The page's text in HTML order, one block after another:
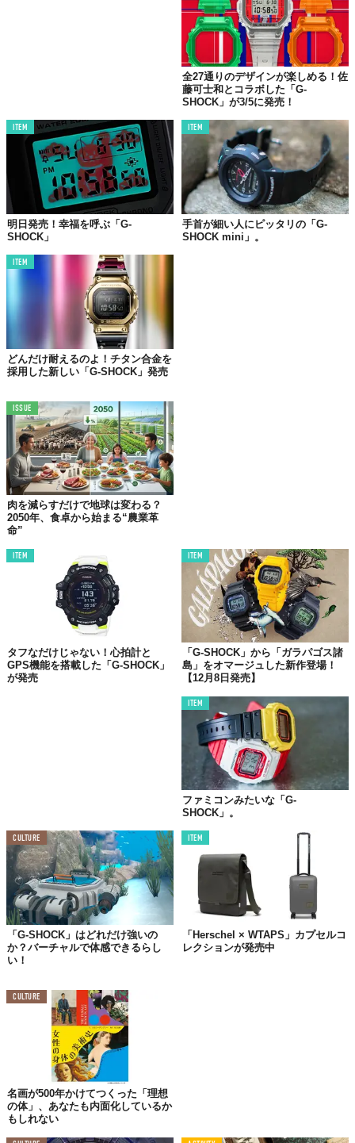
いマットなアーミーグリーンの樹脂バンドにはハーシェルロゴを
スクリーンプリント。ガンメタルのプロテクターや、残照機能を
備えたELバックライトによって際立つミネラルガラスのイエロー
さらに、エクストリームスポーツ用に開発されたとあって、液晶
画面に設定したエリアの潮汐情報が分かるタイドグラフ、月齢が
わかるムーンデータも搭載。サーファーなどマリンスポーツを楽
しむ人にうってつけの機能が備わっている。
購入は「Herschel Supply」の直営店にて。本コレクション限定と
なるダークグリーンのブリキ缶ケースも嬉しい。1万6800円（税
別）。
©株式会社ジャック
全27通りのデザインが楽しめる！佐
藤可士和とコラボした「G-
SHOCK」が3/5に発売！
ITEM
明日発売！幸福を呼ぶ「G-
SHOCK」
ITEM
手首が細い人にピッタリの「G-
SHOCK mini」。
ITEM
どんだけ耐えるのよ！チタン合金を
採用した新しい「G-SHOCK」発売
ISSUE
肉を減らすだけで地球は変わる？
2050年、食卓から始まる“農業革
命”
ITEM
タフなだけじゃない！心拍計と
GPS機能を搭載した「G-SHOCK」
が発売
ITEM
「G-SHOCK」から「ガラパゴス諸
島」をオマージュした新作登場！
【12月8日発売】
ITEM
ファミコンみたいな「G-
SHOCK」。
CULTURE
「G-SHOCK」はどれだけ強いの
か？バーチャルで体感できるらし
い！
ITEM
「Herschel × WTAPS」カプセルコ
レクションが発売中
CULTURE
名画が500年かけてつくった「理想
の体」、あなたも内面化しているか
もしれない